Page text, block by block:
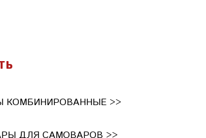
КОМБИНИРОВАННЫЕ >>
ДЛЯ САМОВАРОВ >>